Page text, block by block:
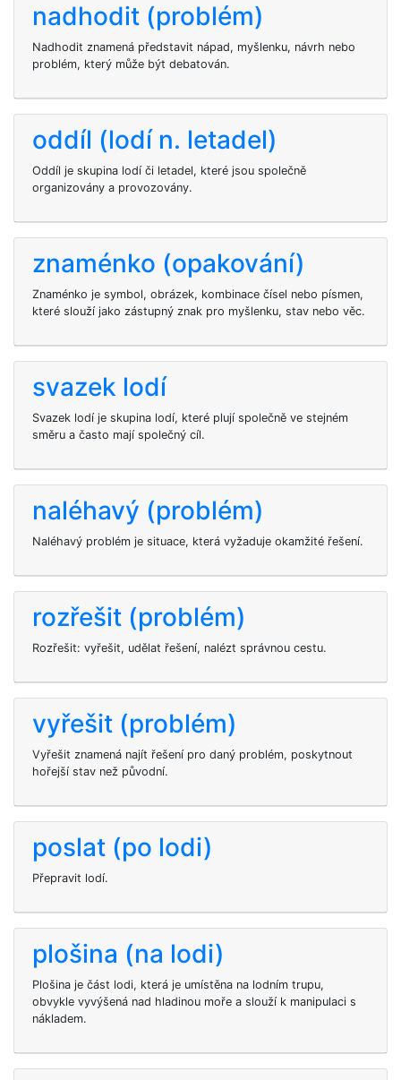
nadhodit (problém)
Nadhodit znamená představit nápad, myšlenku, návrh nebo
problém, který může být debatován.
oddíl (lodí n. letadel)
Oddíl je skupina lodí či letadel, které jsou společně
organizovány a provozovány.
znaménko (opakování)
Znaménko je symbol, obrázek, kombinace čísel nebo písmen,
které slouží jako zástupný znak pro myšlenku, stav nebo věc.
svazek lodí
Svazek lodí je skupina lodí, které plují společně ve stejném
směru a často mají společný cíl.
naléhavý (problém)
Naléhavý problém je situace, která vyžaduje okamžité řešení.
rozřešit (problém)
Rozřešit: vyřešit, udělat řešení, nalézt správnou cestu.
vyřešit (problém)
Vyřešit znamená najít řešení pro daný problém, poskytnout
hořejší stav než původní.
poslat (po lodi)
Přepravit lodí.
plošina (na lodi)
Plošina je část lodi, která je umístěna na lodním trupu,
obvykle vyvýšená nad hladinou moře a slouží k manipulaci s
nákladem.